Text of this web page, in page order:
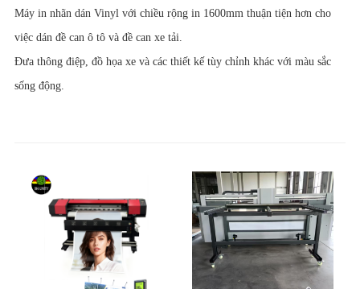
Máy in nhãn dán Vinyl với chiều rộng in 1600mm thuận tiện hơn cho
việc dán đề can ô tô và đề can xe tải.
Đưa thông điệp, đồ họa xe và các thiết kế tùy chỉnh khác với màu sắc
sống động.